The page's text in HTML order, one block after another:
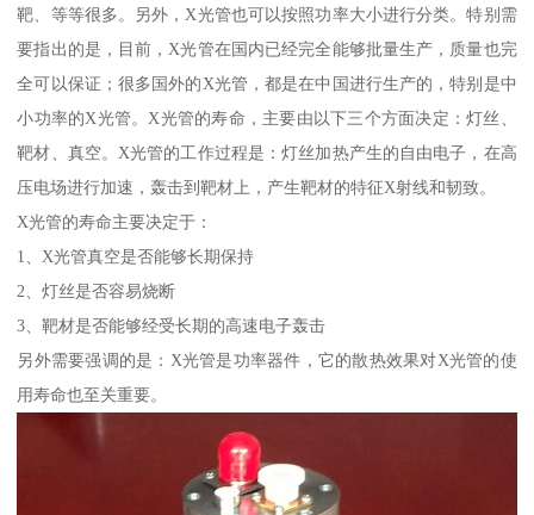
靶、等等很多。另外，X光管也可以按照功率大小进行分类。特别需
要指出的是，目前，X光管在国内已经完全能够批量生产，质量也完
全可以保证；很多国外的X光管，都是在中国进行生产的，特别是中
小功率的X光管。X光管的寿命，主要由以下三个方面决定：灯丝、
靶材、真空。X光管的工作过程是：灯丝加热产生的自由电子，在高
压电场进行加速，轰击到靶材上，产生靶材的特征X射线和韧致。
X光管的寿命主要决定于：
1、X光管真空是否能够长期保持
2、灯丝是否容易烧断
3、靶材是否能够经受长期的高速电子轰击
另外需要强调的是：X光管是功率器件，它的散热效果对X光管的使
用寿命也至关重要。